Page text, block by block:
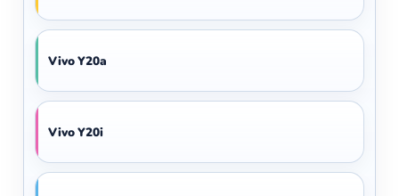
Vivo Y20a
Vivo Y20i